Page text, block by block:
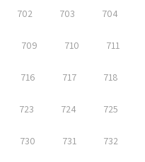
702 703 704
709 710 711
716 717 718
723 724 725
730 731 732